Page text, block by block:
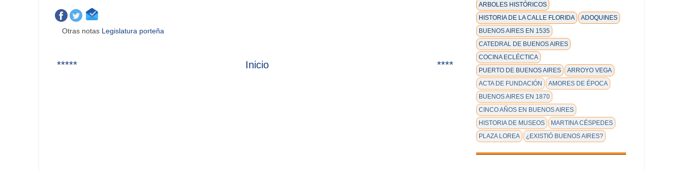
Otras notas Legislatura porteña
***** ****
Inicio
ARBOLES HISTÓRICOS
HISTORIA DE LA CALLE FLORIDA
ADOQUINES
BUENOS AIRES EN 1535
CATEDRAL DE BUENOS AIRES
COCINA ECLÉCTICA
PUERTO DE BUENOS AIRES
ARROYO VEGA
ACTA DE FUNDACIÓN
AMORES DE ÉPOCA
BUENOS AIRES EN 1870
CINCO AÑOS EN BUENOS AIRES
HISTORIA DE MUSEOS
MARTINA CÉSPEDES
PLAZA LOREA
¿EXISTIÓ BUENOS AIRES?